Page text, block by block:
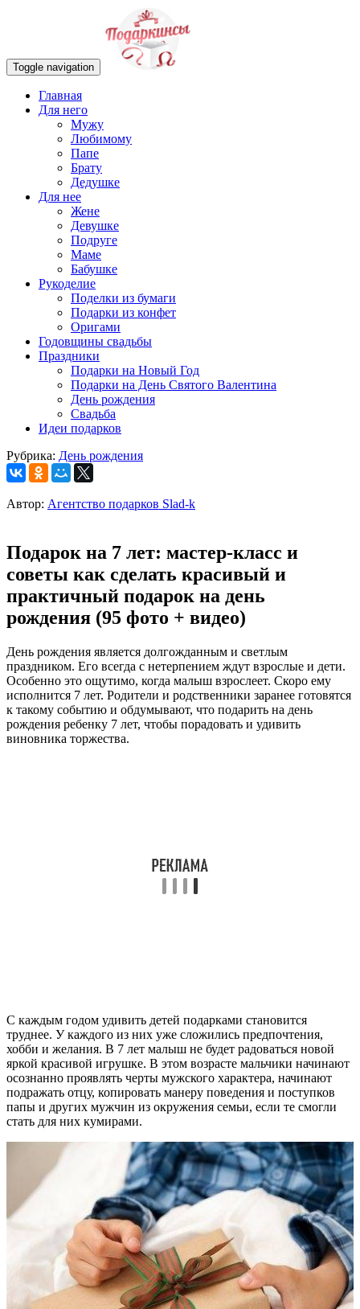
Toggle navigation
Главная
Для него
Мужу
Любимому
Папе
Брату
Дедушке
Для нее
Жене
Девушке
Подруге
Маме
Бабушке
Рукоделие
Поделки из бумаги
Подарки из конфет
Оригами
Годовщины свадьбы
Праздники
Подарки на Новый Год
Подарки на День Святого Валентина
День рождения
Свадьба
Идеи подарков
Рубрика: День рождения
Автор: Агентство подарков Slad-k
Подарок на 7 лет: мастер-класс и
советы как сделать красивый и
практичный подарок на день
рождения (95 фото + видео)
День рождения является долгожданным и светлым
праздником. Его всегда с нетерпением ждут взрослые и дети.
Особенно это ощутимо, когда малыш взрослеет. Скоро ему
исполнится 7 лет. Родители и родственники заранее готовятся
к такому событию и обдумывают, что подарить на день
рождения ребенку 7 лет, чтобы порадовать и удивить
виновника торжества.
С каждым годом удивить детей подарками становится
труднее. У каждого из них уже сложились предпочтения,
хобби и желания. В 7 лет малыш не будет радоваться новой
яркой красивой игрушке. В этом возрасте мальчики начинают
осознанно проявлять черты мужского характера, начинают
подражать отцу, копировать манеру поведения и поступков
папы и других мужчин из окружения семьи, если те смогли
стать для них кумирами.